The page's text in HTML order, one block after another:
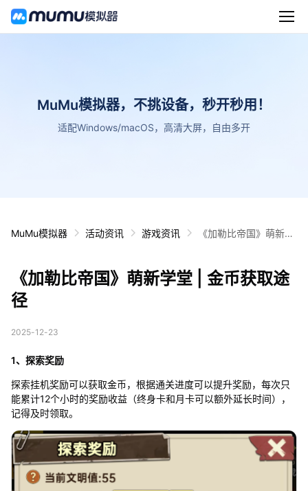
MuMu模拟器，不挑设备，秒开秒用！
适配Windows/macOS，高清大屏，自由多开
MuMu模拟器 活动资讯 游戏资讯
《加勒比帝国》萌新学
《加勒比帝国》萌新学堂 | 金币获取途
径
2025-12-23
1、探索奖励
探索挂机奖励可以获取金币，根据通关进度可以提升奖励，每次只
能累计12个小时的奖励收益（终身卡和月卡可以额外延长时间），
记得及时领取。